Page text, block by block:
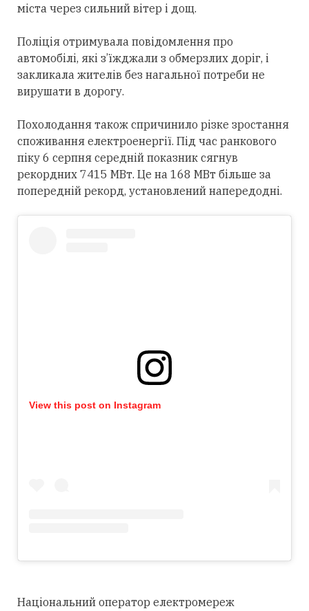
міста через сильний вітер і дощ.
Поліція отримувала повідомлення про
автомобілі, які з’їжджали з обмерзлих доріг, і
закликала жителів без нагальної потреби не
вирушати в дорогу.
Похолодання також спричинило різке зростання
споживання електроенергії. Під час ранкового
піку 6 серпня середній показник сягнув
рекордних 7415 МВт. Це на 168 МВт більше за
попередній рекорд, установлений напередодні.
View this post on Instagram
Національний оператор електромереж